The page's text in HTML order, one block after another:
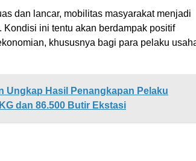
dan lancar, mobilitas masyarakat menjadi
Kondisi ini tentu akan berdampak positif
khususnya bagi para pelaku
Ungkap Hasil Penangkapan Pelaku
dan 86.500 Butir Ekstasi